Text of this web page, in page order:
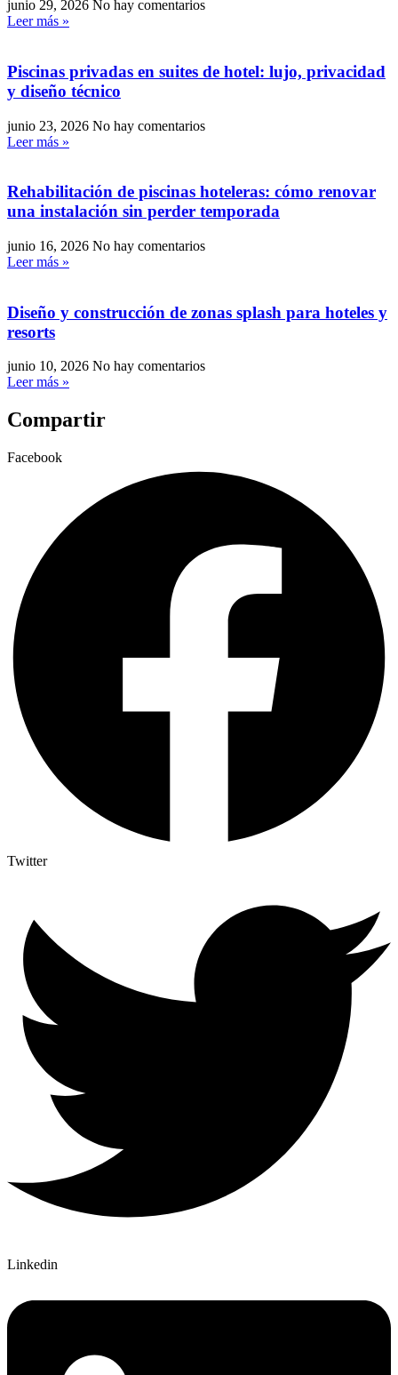
junio 29, 2026 No hay comentarios
Leer más »
Piscinas privadas en suites de hotel: lujo, privacidad
y diseño técnico
junio 23, 2026 No hay comentarios
Leer más »
Rehabilitación de piscinas hoteleras: cómo renovar
una instalación sin perder temporada
junio 16, 2026 No hay comentarios
Leer más »
Diseño y construcción de zonas splash para hoteles y
resorts
junio 10, 2026 No hay comentarios
Leer más »
Compartir
Facebook
Twitter
Linkedin